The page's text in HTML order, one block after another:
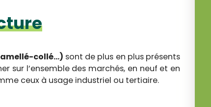
collé...) sont de plus en plus présents
sur l’ensemble des marchés, en neuf et en
ceux à usage industriel ou tertiaire.